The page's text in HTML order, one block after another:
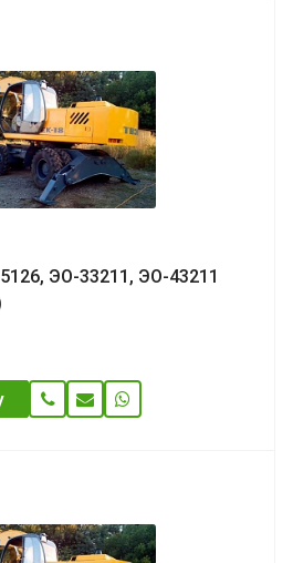
ЭО-33211, ЭО-43211